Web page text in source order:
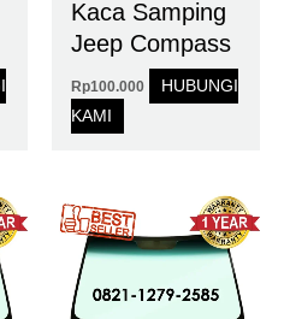
Kaca Samping
Jeep Compass
Rp100.000
HUBUNGI
KAMI